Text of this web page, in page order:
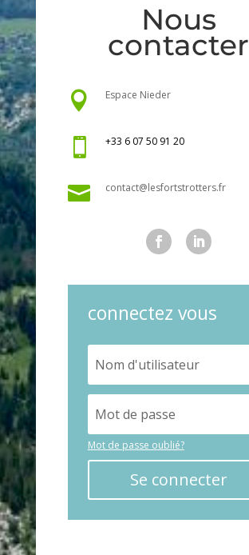
Nous
contacter
 Espace Nieder
 +33 6 07 50 91 20
 contact@lesfortstrotters.fr
connectez vous
Mot de passe oublié?
Se connecter